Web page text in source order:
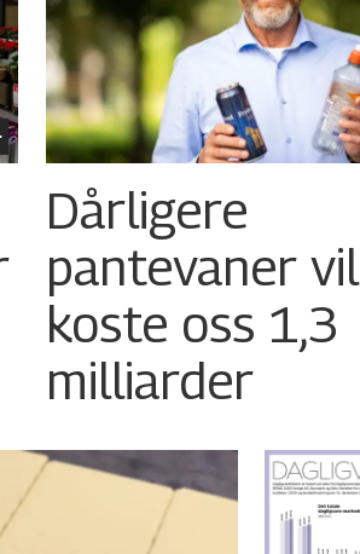
Dårligere
pantevaner vil
koste oss 1,3
milliarder